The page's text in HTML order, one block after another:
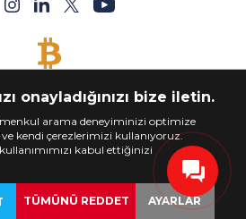
Dilediğiniz Mülkü Satın Alın
onayladığınızı bize iletin.
arama deneyiminizi optimize
kendi çerezlerimizi kullanıyoruz.
kabul ettiğinizi
TÜMÜNÜ REDDET AYARLAR